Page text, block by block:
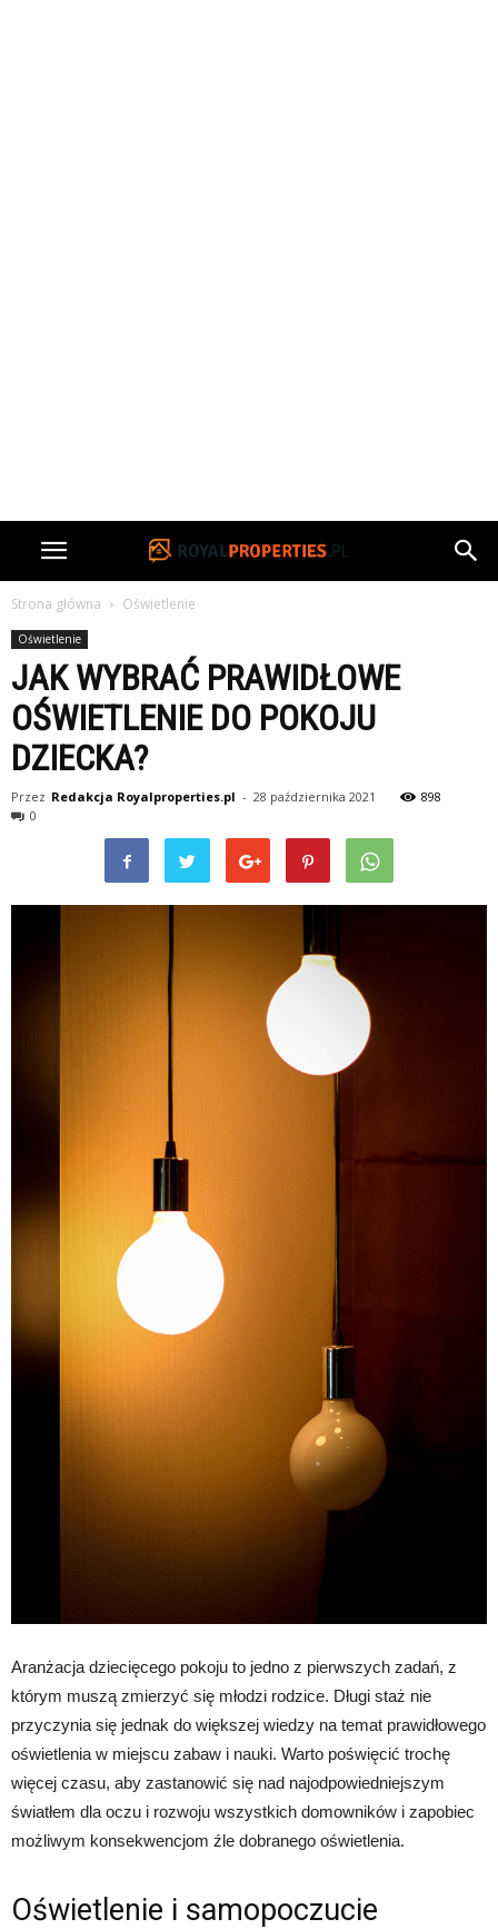
Strona główna Oświetlenie
Oświetlenie
JAK WYBRAĆ PRAWIDŁOWE
OŚWIETLENIE DO POKOJU
DZIECKA?
Przez Redakcja Royalproperties.pl - 28 października 2021
898
0
Aranżacja dziecięcego pokoju to jedno z pierwszych zadań, z
którym muszą zmierzyć się młodzi rodzice. Długi staż nie
przyczynia się jednak do większej wiedzy na temat prawidłowego
oświetlenia w miejscu zabaw i nauki. Warto poświęcić trochę
więcej czasu, aby zastanowić się nad najodpowiedniejszym
światłem dla oczu i rozwoju wszystkich domowników i zapobiec
możliwym konsekwencjom źle dobranego oświetlenia.
Oświetlenie i samopoczucie